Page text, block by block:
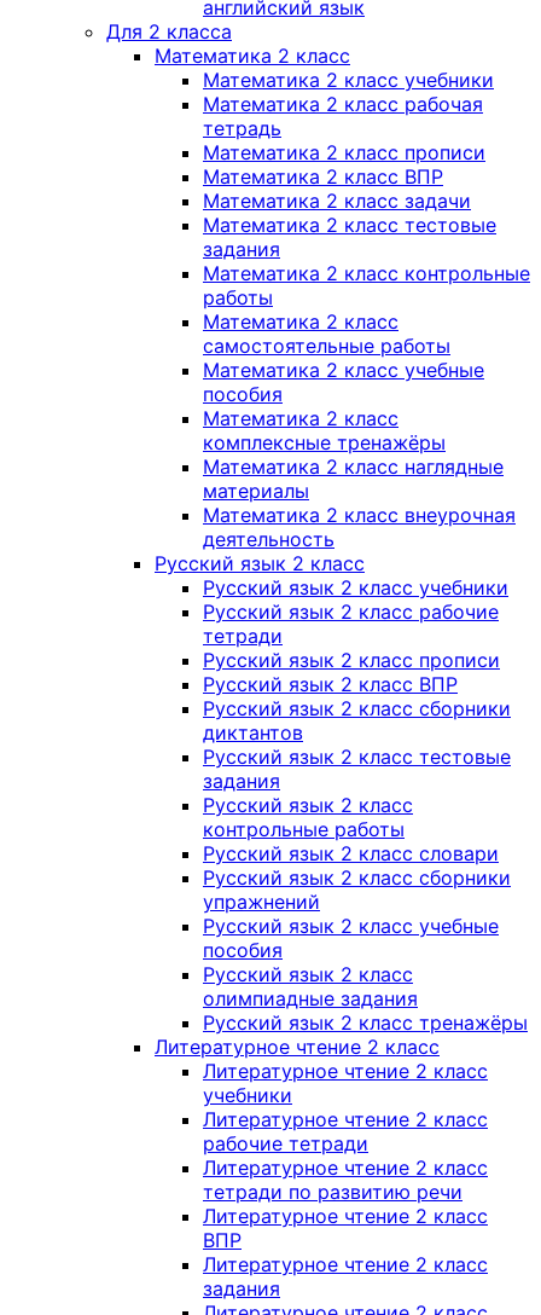
английский язык
Для 2 класса
Математика 2 класс
Математика 2 класс учебники
Математика 2 класс рабочая
тетрадь
Математика 2 класс прописи
Математика 2 класс ВПР
Математика 2 класс задачи
Математика 2 класс тестовые
задания
Математика 2 класс контрольные
работы
Математика 2 класс
самостоятельные работы
Математика 2 класс учебные
пособия
Математика 2 класс
комплексные тренажёры
Математика 2 класс наглядные
материалы
Математика 2 класс внеурочная
деятельность
Русский язык 2 класс
Русский язык 2 класс учебники
Русский язык 2 класс рабочие
тетради
Русский язык 2 класс прописи
Русский язык 2 класс ВПР
Русский язык 2 класс сборники
диктантов
Русский язык 2 класс тестовые
задания
Русский язык 2 класс
контрольные работы
Русский язык 2 класс словари
Русский язык 2 класс сборники
упражнений
Русский язык 2 класс учебные
пособия
Русский язык 2 класс
олимпиадные задания
Русский язык 2 класс тренажёры
Литературное чтение 2 класс
Литературное чтение 2 класс
учебники
Литературное чтение 2 класс
рабочие тетради
Литературное чтение 2 класс
тетради по развитию речи
Литературное чтение 2 класс
ВПР
Литературное чтение 2 класс
задания